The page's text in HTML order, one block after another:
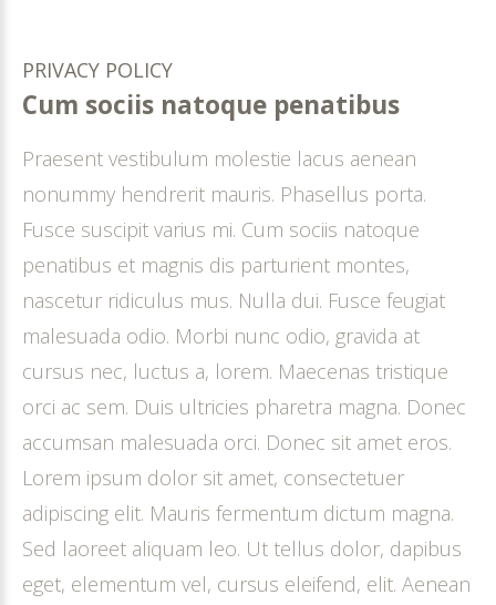
PRIVACY POLICY
Cum sociis natoque penatibus
Praesent vestibulum molestie lacus aenean
nonummy hendrerit mauris. Phasellus porta.
Fusce suscipit varius mi. Cum sociis natoque
penatibus et magnis dis parturient montes,
nascetur ridiculus mus. Nulla dui. Fusce feugiat
malesuada odio. Morbi nunc odio, gravida at
cursus nec, luctus a, lorem. Maecenas tristique
orci ac sem. Duis ultricies pharetra magna. Donec
accumsan malesuada orci. Donec sit amet eros.
Lorem ipsum dolor sit amet, consectetuer
adipiscing elit. Mauris fermentum dictum magna.
Sed laoreet aliquam leo. Ut tellus dolor, dapibus
eget, elementum vel, cursus eleifend, elit. Aenean